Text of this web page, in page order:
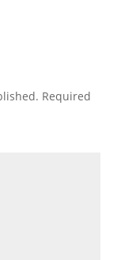
Required